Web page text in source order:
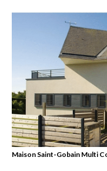
Maison Saint-Gobain Multi